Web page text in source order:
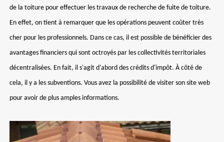
de la toiture pour effectuer les travaux de recherche de fuite de toiture.
En effet, on tient à remarquer que les opérations peuvent coûter très
cher pour les professionnels. Dans ce cas, il est possible de bénéficier des
avantages financiers qui sont octroyés par les collectivités territoriales
décentralisées. En fait, il s'agit d'abord des crédits d'impôt. À côté de
cela, il y a les subventions. Vous avez la possibilité de visiter son site web
pour avoir de plus amples informations.